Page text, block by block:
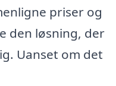
priser og
den løsning, der
Uanset om det